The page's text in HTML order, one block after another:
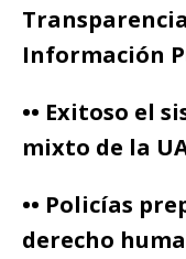
Información
•• Exitoso el
mixto de la
•• Policías
derecho